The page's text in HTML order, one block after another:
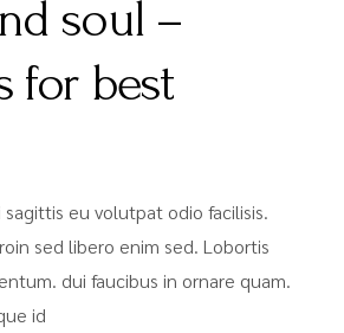
soul –
for best
sagittis eu volutpat odio facilisis.
sed libero enim sed. Lobortis
dui faucibus in ornare quam.
id